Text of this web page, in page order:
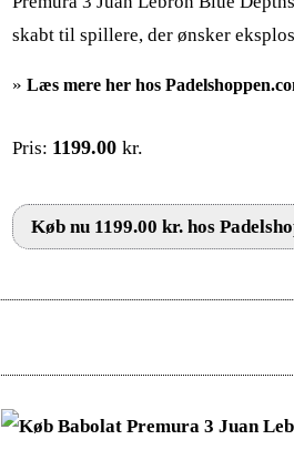
skabt til spillere, der ønsker
» Læs mere her hos
Pris: 1199.00 kr.
Køb nu 1199.00 kr. hos